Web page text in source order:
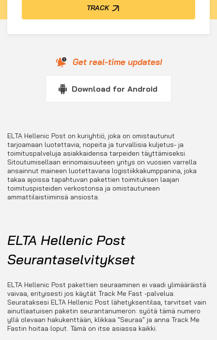
TRACK
Get real-time updates!
Download for Android
ELTA Hellenic Post on kuriyhtiö, joka on omistautunut
tarjoamaan luotettavia, nopeita ja turvallisia kuljetus- ja
toimituspalveluja asiakkaidensa tarpeiden täyttämiseksi.
Sitoutumisellaan erinomaisuuteen yritys on vuosien varrella
ansainnut maineen luotettavana logistiikkakumppanina, joka
takaa ajoissa tapahtuvan pakettien toimituksen laajan
toimituspisteiden verkostonsa ja omistautuneen
ammattilaistiiminsä ansiosta.
ELTA Hellenic Post
Seurantaselvitykset
ELTA Hellenic Post pakettien seuraaminen ei vaadi ylimääräistä
vaivaa, erityisesti jos käytät Track Me Fast -palvelua.
Seurataksesi ELTA Hellenic Post lähetyksentilaa, tarvitset vain
ainutlaatuisen paketin seurantanumeron: syötä tämä numero
yllä olevaan hakukenttään, klikkaa "Seuraa" ja anna Track Me
Fastin hoitaa loput. Tämä on itse asiassa kaikki.